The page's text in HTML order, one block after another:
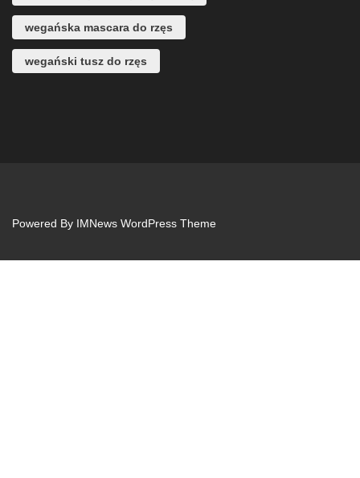
wegańska mascara do rzęs
wegański tusz do rzęs
Powered By IMNews WordPress Theme